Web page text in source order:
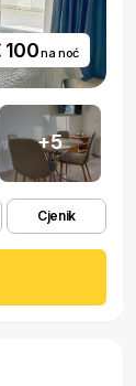
100na noć
+5
Cjenik